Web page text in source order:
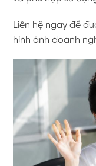
Liên hệ ngay để
hình ảnh doanh